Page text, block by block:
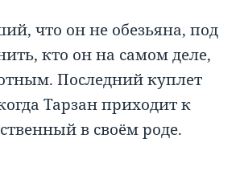
что он не обезьяна, под
кто он на самом деле,
Последний куплет
Тарзан приходит к
в своём роде.